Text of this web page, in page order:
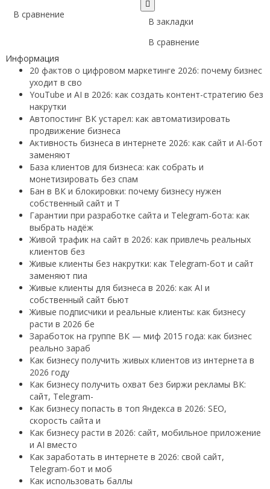
В сравнение
В закладки
В сравнение
Информация
20 фактов о цифровом маркетинге 2026: почему бизнес
уходит в сво
YouTube и AI в 2026: как создать контент-стратегию без
накрутки
Автопостинг ВК устарел: как автоматизировать
продвижение бизнеса
Активность бизнеса в интернете 2026: как сайт и AI-бот
заменяют
База клиентов для бизнеса: как собрать и
монетизировать без спам
Бан в ВК и блокировки: почему бизнесу нужен
собственный сайт и T
Гарантии при разработке сайта и Telegram-бота: как
выбрать надёж
Живой трафик на сайт в 2026: как привлечь реальных
клиентов без
Живые клиенты без накрутки: как Telegram-бот и сайт
заменяют пиа
Живые клиенты для бизнеса в 2026: как AI и
собственный сайт бьют
Живые подписчики и реальные клиенты: как бизнесу
расти в 2026 бе
Заработок на группе ВК — миф 2015 года: как бизнес
реально зараб
Как бизнесу получить живых клиентов из интернета в
2026 году
Как бизнесу получить охват без биржи рекламы ВК:
сайт, Telegram-
Как бизнесу попасть в топ Яндекса в 2026: SEO,
скорость сайта и
Как бизнесу расти в 2026: сайт, мобильное приложение
и AI вместо
Как заработать в интернете в 2026: свой сайт,
Telegram-бот и моб
Как использовать баллы